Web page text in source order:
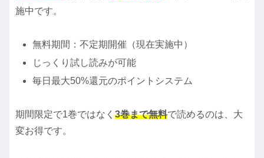
施中です。
無料期間：不定期開催（現在実施中）
じっくり試し読みが可能
毎日最大50%還元のポイントシステム
期間限定で1巻ではなく 3巻まで無料で読めるのは、大
変お得です。